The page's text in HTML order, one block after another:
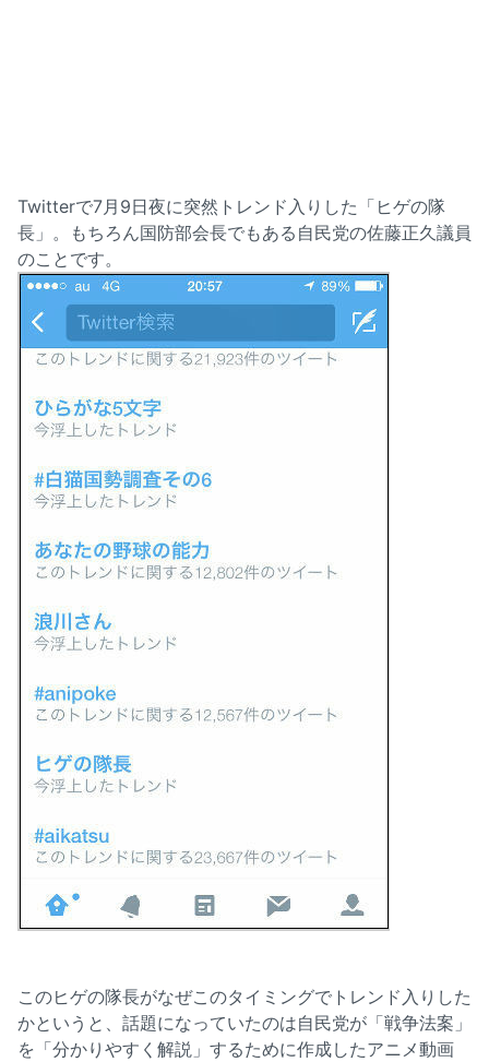
Twitterで7月9日夜に突然トレンド入りした「ヒゲの隊
長」。もちろん国防部会長でもある自民党の佐藤正久議員
のことです。
このヒゲの隊長がなぜこのタイミングでトレンド入りした
かというと、話題になっていたのは自民党が「戦争法案」
を「分かりやすく解説」するために作成したアニメ動画